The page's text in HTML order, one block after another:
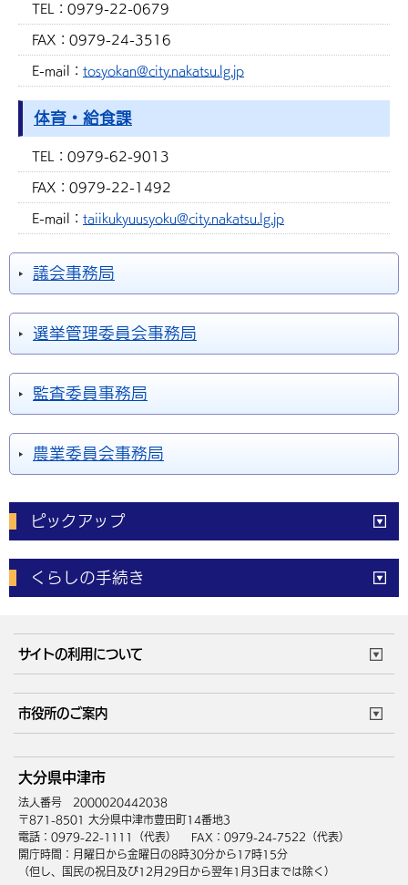
TEL： 0979-22-0679
FAX： 0979-24-3516
E-mail： tosyokan@city.nakatsu.lg.jp
体育・給食課
TEL： 0979-62-9013
FAX： 0979-22-1492
E-mail： taiikukyuusyoku@city.nakatsu.lg.jp
議会事務局
選挙管理委員会事務局
監査委員事務局
農業委員会事務局
ピックアップ
電子申請 窓口の混雑状況
体育施設予約状況 ご意見・ご要望
くらしの手続き
成人・仕事
住まい・引越 ごみ・環境
健康・医療 障がい・福祉
高齢・介護
サイトの利用について
サイトマップ
市役所のご案内
庁舎地図 組織案内
中津市へのアクセス
大分県中津市
法人番号 2000020442038
〒871-8501 大分県中津市豊田町14番地3
電話：0979-22-1111（代表）
FAX：0979-24-7522（代表）
開庁時間：月曜日から金曜日の8時30分から17時15分
（但し、国民の祝日及び12月29日から翌年1月3日までは除く）